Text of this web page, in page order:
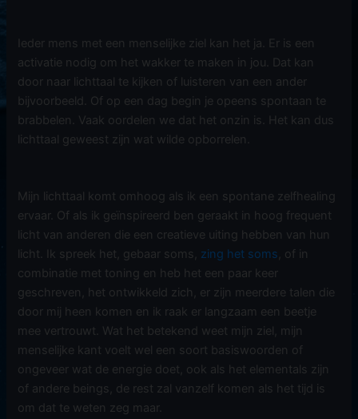
Ieder mens met een menselijke ziel kan het ja. Er is een
activatie nodig om het wakker te maken in jou. Dat kan
door naar lichttaal te kijken of luisteren van een ander
bijvoorbeeld. Of op een dag begin je opeens spontaan te
brabbelen. Vaak oordelen we dat het onzin is. Het kan dus
lichttaal geweest zijn wat wilde opborrelen.
Mijn lichttaal komt omhoog als ik een spontane zelfhealing
ervaar. Of als ik geïnspireerd ben geraakt in hoog frequent
licht van anderen die een creatieve uiting hebben van hun
licht. Ik spreek het, gebaar soms, zing het soms , of in
combinatie met toning en heb het een paar keer
geschreven, het ontwikkeld zich, er zijn meerdere talen die
door mij heen komen en ik raak er langzaam een beetje
mee vertrouwt. Wat het betekend weet mijn ziel, mijn
menselijke kant voelt wel een soort basiswoorden of
ongeveer wat de energie doet, ook als het elementals zijn
of andere beings, de rest zal vanzelf komen als het tijd is
om dat te weten zeg maar.